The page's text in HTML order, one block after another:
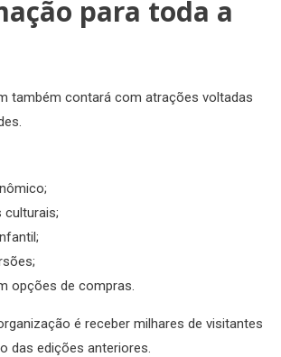
para toda a
também contará com atrações voltadas
culturais;
opções de compras.
é receber milhares de visitantes
das edições anteriores.